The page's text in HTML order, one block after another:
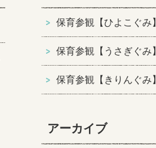
保育参観【ひよこぐみ】
保育参観【うさぎぐみ】
保育参観【きりんぐみ】
アーカイブ